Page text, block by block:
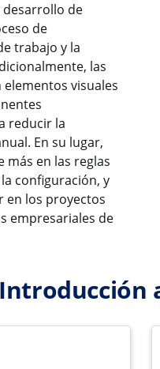
desarrollo de
de
trabajo y la
las
visuales
reducir la
En su lugar,
más en las reglas
configuración, y
en los proyectos
empresariales de
Introducción